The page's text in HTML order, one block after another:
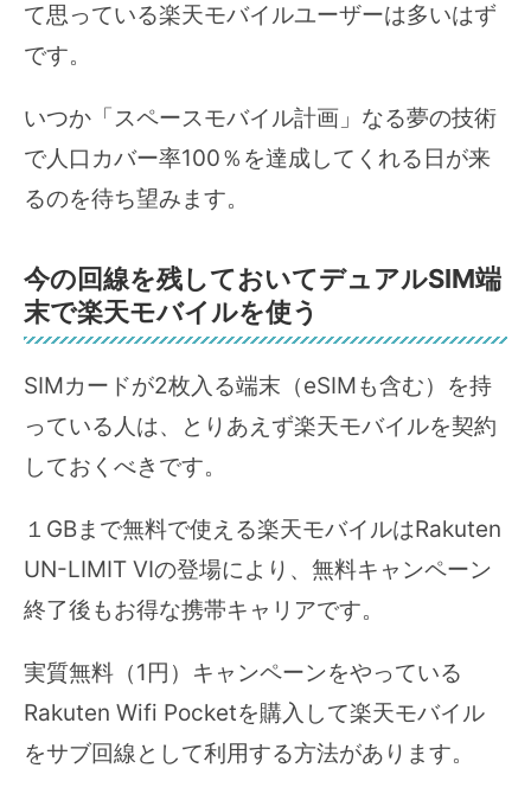
て思っている楽天モバイルユーザーは多いはず
です。
いつか「スペースモバイル計画」なる夢の技術
で人口カバー率100％を達成してくれる日が来
るのを待ち望みます。
今の回線を残しておいてデュアルSIM端
末で楽天モバイルを使う
SIMカードが2枚入る端末（eSIMも含む）を持
っている人は、とりあえず楽天モバイルを契約
しておくべきです。
１GBまで無料で使える楽天モバイルはRakuten
UN-LIMIT VIの登場により、無料キャンペーン
終了後もお得な携帯キャリアです。
実質無料（1円）キャンペーンをやっている
Rakuten Wifi Pocketを購入して楽天モバイル
をサブ回線として利用する方法があります。